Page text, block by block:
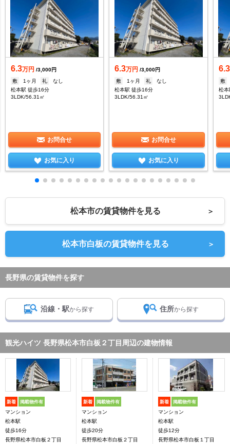
6.3万円 /3,000円
敷
1ヶ月 礼
なし
松本駅 徒歩16分
3LDK/56.31㎡
お問合せ
お気に入り
6.3万円 /3,000円
敷
1ヶ月 礼
なし
松本駅 徒歩16分
3LDK/56.31㎡
お問合せ
お気に入り
6.3
敷
松
松本市の賃貸物件を見る ＞
松本市白板の賃貸物件を見る ＞
長野県の賃貸物件を探す
沿線・駅から探す 住所から探す
観光ハイツ 長野県松本市白板２丁目周辺の建物情報
新着 掲載物件有
マンション
松本駅
徒歩16分
長野県松本市白板２丁目
新着 掲載物件有
マンション
松本駅
徒歩20分
長野県松本市白板２丁目
新着 掲載物件有
マンション
松本駅
徒歩12分
長野県松本市白板１丁目